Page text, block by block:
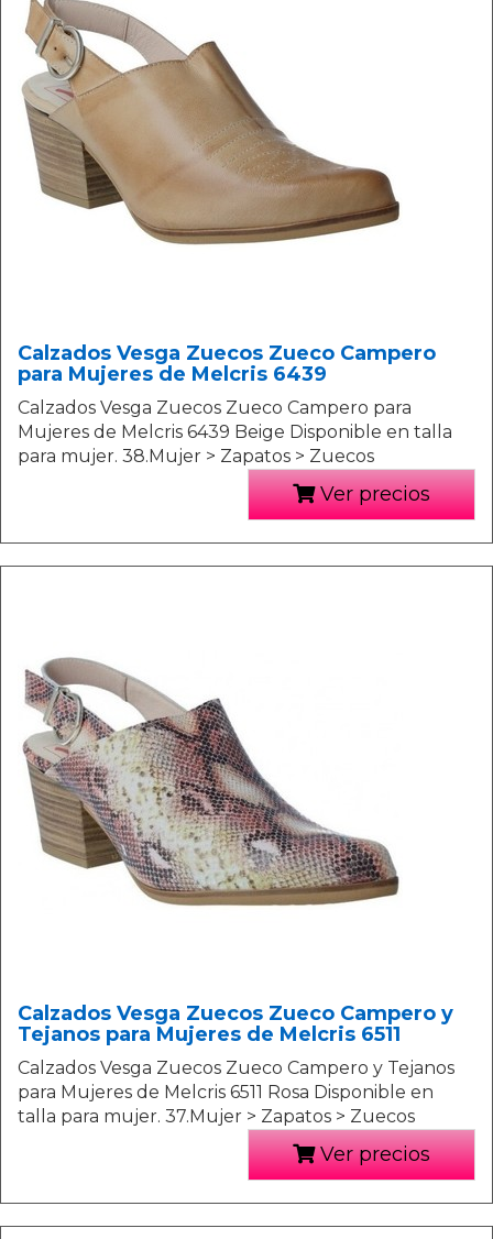
Calzados Vesga Zuecos Zueco Campero
para Mujeres de Melcris 6439
Calzados Vesga Zuecos Zueco Campero para
Mujeres de Melcris 6439 Beige Disponible en talla
para mujer. 38.Mujer > Zapatos > Zuecos
Ver precios
Calzados Vesga Zuecos Zueco Campero y
Tejanos para Mujeres de Melcris 6511
Calzados Vesga Zuecos Zueco Campero y Tejanos
para Mujeres de Melcris 6511 Rosa Disponible en
talla para mujer. 37.Mujer > Zapatos > Zuecos
Ver precios